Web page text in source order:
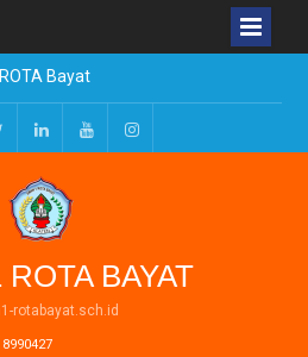
Bayat
2027
2026
Tahun
LinkedInYoutubeInstagram
BAYAT
rotabayat.sch.id